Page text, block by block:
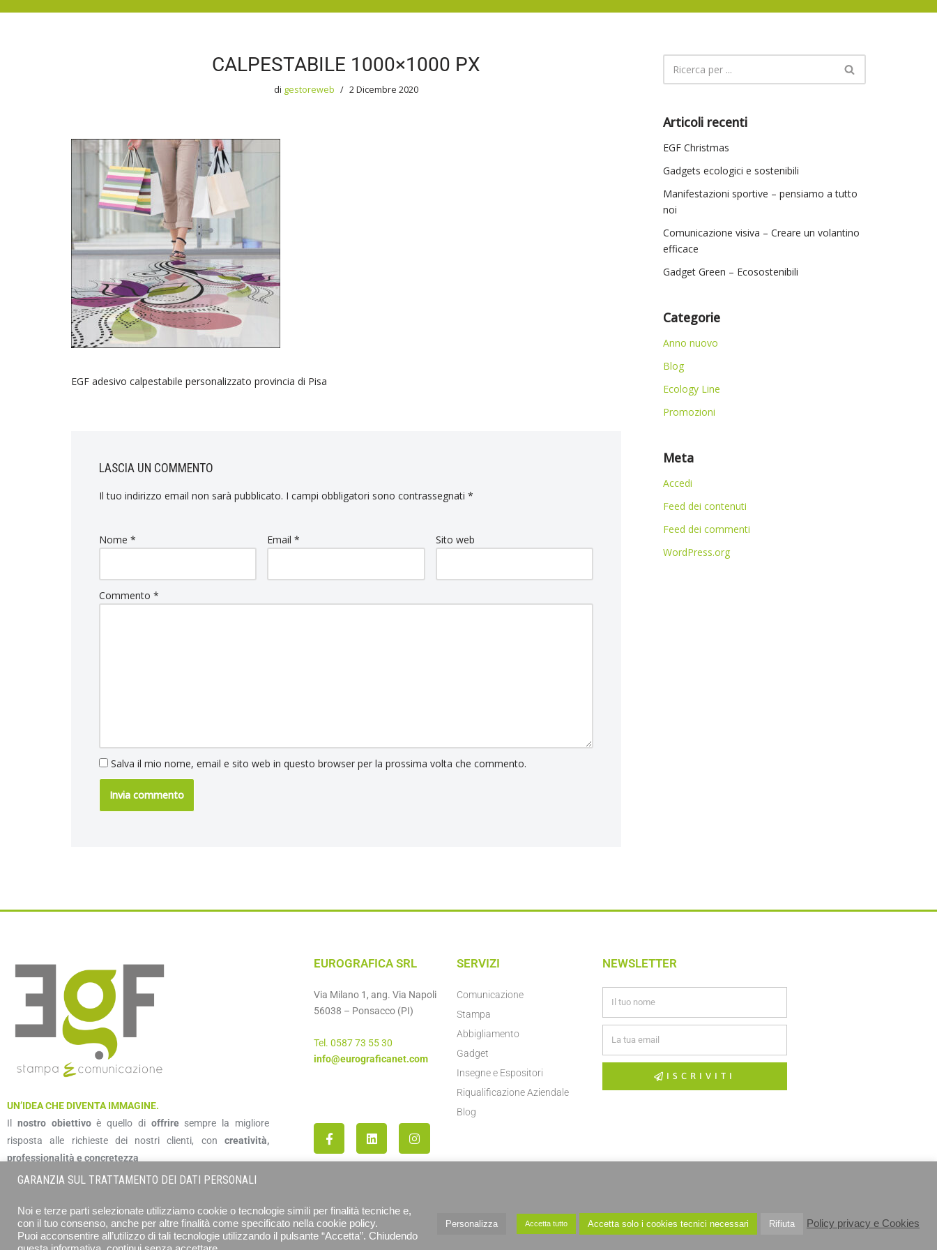
CALPESTABILE 1000×1000 PX
di gestoreweb 2 Dicembre 2020
EGF adesivo calpestabile personalizzato provincia di Pisa
LASCIA UN COMMENTO
Il tuo indirizzo email non sarà pubblicato. I campi obbligatori sono contrassegnati *
Nome * Email* Sito web
Commento *
Salva il mio nome, email e sito web in questo browser per la prossima volta che commento.
Articoli recenti
EGF Christmas
Gadgets ecologici e sostenibili
Manifestazioni sportive – pensiamo a tutto
noi
Comunicazione visiva – Creare un volantino
efficace
Gadget Green – Ecosostenibili
Categorie
Anno nuovo
Blog
Ecology Line
Promozioni
Meta
Accedi
Feed dei contenuti
Feed dei commenti
WordPress.org
UN’IDEA CHE DIVENTA IMMAGINE.
Il nostro obiettivoè quello di offriresempre la migliore
risposta alle richieste dei nostri clienti, con creatività,
professionalità e concretezza
EUROGRAFICA SRL
Via Milano 1, ang. Via Napoli
56038 – Ponsacco (PI)
Tel. 0587 73 55 30
info@eurograficanet.com
SERVIZI
Comunicazione
Stampa
Abbigliamento
Gadget
Insegne e Espositori
Riqualificazione Aziendale
Blog
NEWSLETTER
ISCRIVITI
EUROGRAFICA SRL - STAMPA E COMUNICAZIONE © 2026 ALL RIGHTS RESERVED
GARANZIA SUL TRATTAMENTO DEI DATI PERSONALI
Noi e terze parti selezionate utilizziamo cookie o tecnologie simili per finalità tecniche e,
con il tuo consenso, anche per altre finalità come specificato nella cookie policy.
Puoi acconsentire all’utilizzo di tali tecnologie utilizzando il pulsante “Accetta”. Chiudendo
Personalizza Accetta tutto Accetta solo i cookies tecnici necessari Rifiuta Policy privacy e Cookies